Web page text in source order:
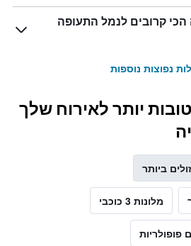
הכי קרובים לנמל התעופה
נפוצות נוספות
יותר לאירוח שלך
ביותר
מלונות 3 כוכבי
פופולריות